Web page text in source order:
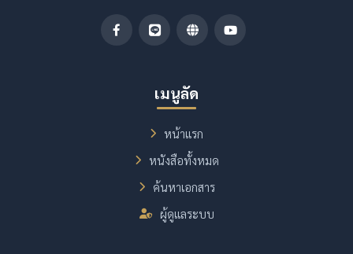
เมนูลัด
หน้าแรก
หนังสือทั้งหมด
ค้นหาเอกสาร
ผู้ดูแลระบบ